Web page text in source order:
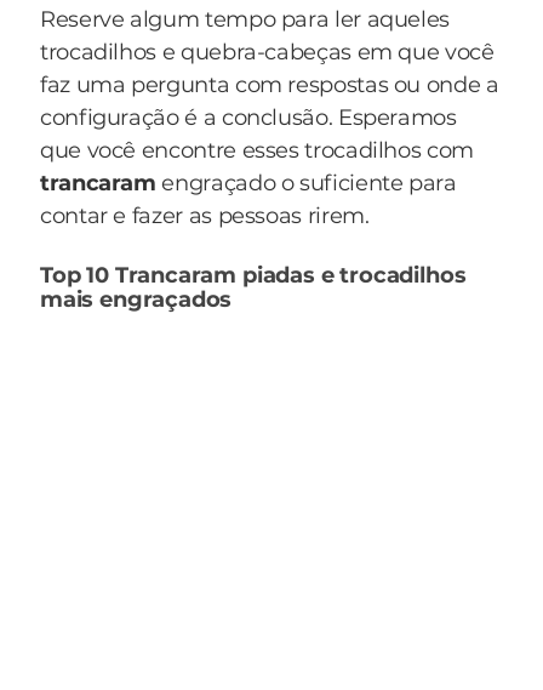
Reserve algum tempo para ler aqueles
trocadilhos e quebra-cabeças em que você
faz uma pergunta com respostas ou onde a
configuração é a conclusão. Esperamos
que você encontre esses trocadilhos com
trancaramengraçado o suficiente para
contar e fazer as pessoas rirem.
Top 10 Trancaram piadas e trocadilhos
mais engraçados